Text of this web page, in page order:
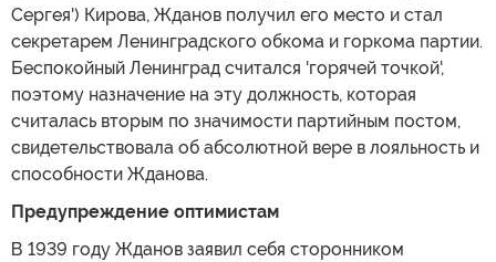
Сергея') Кирова, Жданов получил его место и стал
секретарем Ленинградского обкома и горкома партии.
Беспокойный Ленинград считался 'горячей точкой',
поэтому назначение на эту должность, которая
считалась вторым по значимости партийным постом,
свидетельствовала об абсолютной вере в лояльность и
способности Жданова.
Предупреждение оптимистам
В 1939 году Жданов заявил себя сторонником